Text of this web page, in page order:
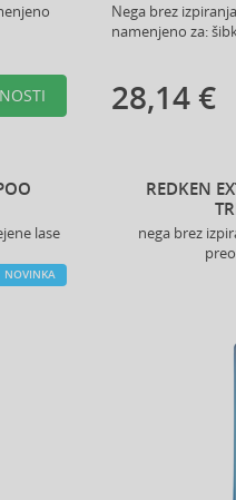
Nega brez
namenjeno za:
28,14 €
lase
NOVINKA
REDKEN
nega brez